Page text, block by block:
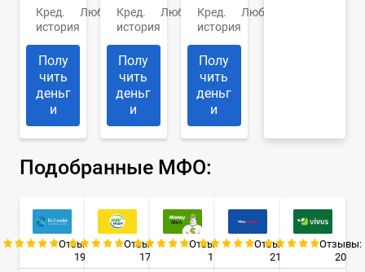
Кред.
история
Любая
Полу
чить
деньг
и
Кред.
история
Любая
Полу
чить
деньг
и
Кред.
история
Любая
Полу
чить
деньг
и
Подобранные МФО:
Отзывы:
19
Отзывы:
17
Отзывы:
1
Отзывы:
21
Отзывы:
20